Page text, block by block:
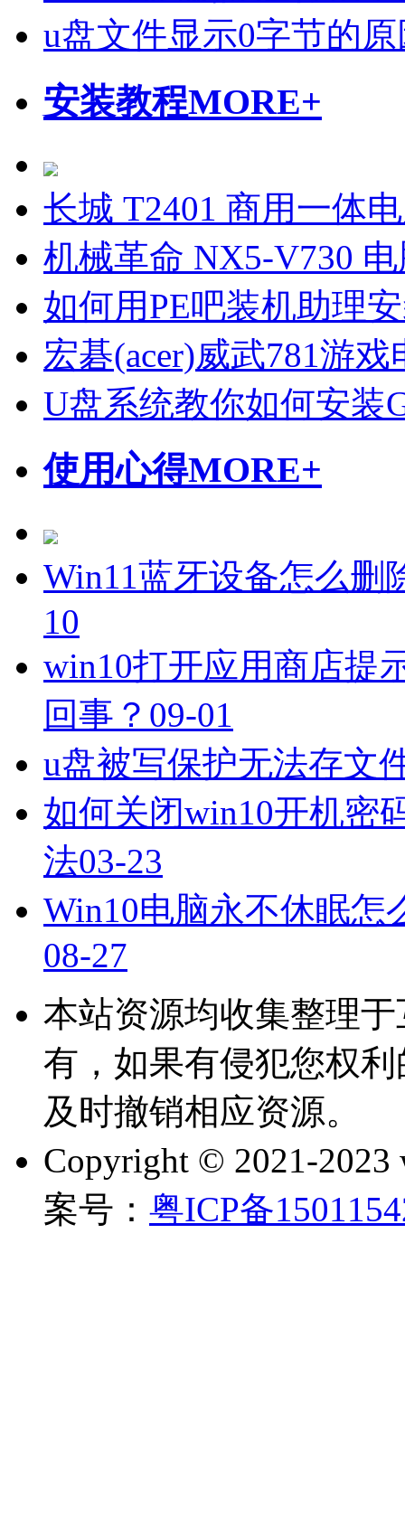
u盘文件显示0字节的原
安装教程MORE+
长城 T2401 商用一体
机械革命 NX5-V730
如何用PE吧装机助理
宏碁(acer)威武781游
U盘系统教你如何安装
使用心得MORE+
Win11蓝牙设备怎么删
10
win10打开应用商店提
回事？ 09-01
u盘被写保护无法存文
如何关闭win10开机密
法03-23
Win10电脑永不休眠怎
08-27
本站资源均收集整理
有，如果有侵犯您权
及时撤销相应资源。
Copyright © 2021-2023
案号： 粤ICP备